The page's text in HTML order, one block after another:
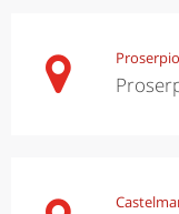
Proserpio